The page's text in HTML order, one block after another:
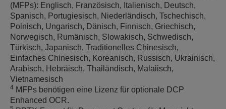
(MFPs): Englisch, Französisch, Italienisch, Deutsch,
Spanisch, Portugiesisch, Niederländisch, Tschechisch,
Polnisch, Ungarisch, Dänisch, Finnisch, Griechisch,
Norwegisch, Rumänisch, Slowakisch, Schwedisch,
Türkisch, Japanisch, Traditionelles Chinesisch,
Einfaches Chinesisch, Koreanisch, Russisch, Ukrainisch,
Arabisch, Hebräisch, Thailändisch, Malaiisch,
Vietnamesisch
4 MFPs benötigen eine Lizenz für optionale DCP
Enhanced OCR.